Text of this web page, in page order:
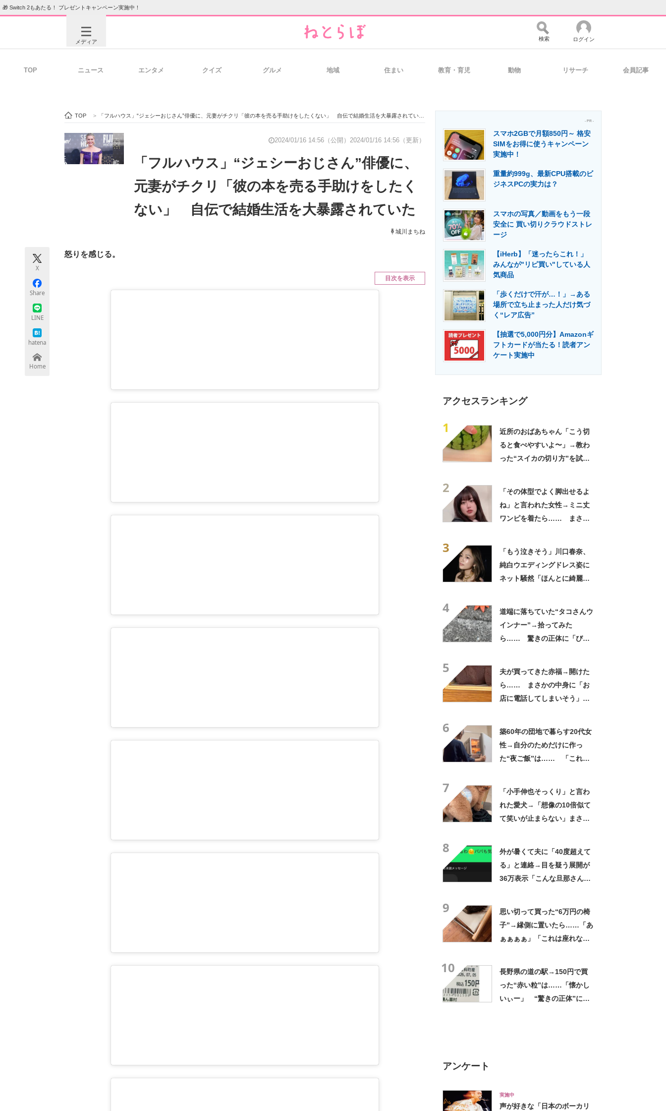
🎁 Switch 2もあたる！ プレゼントキャンペーン実施中！
メディア
ビジネスと働き方のヒント 経営リーダーのコミュニティ マーケ×ITの今がよく分かる
ITエンジニア向け専門サイト 企業向けIT製品の総合サイト IT製品の技術・比較・事例 製造業のIT導入・活用を支援
エネルギーの専門メディア 建設×テクノロジーの最前線
検索 ログイン
TOP ニュース エンタメ クイズ グルメ 地域 住まい 教育・育児 動物 リサーチ 会員記事
TOP > 「フルハウス」“ジェシーおじさん”俳優に、元妻がチクリ「彼の本を売る手助けをしたくない」 自伝で結婚生活を大暴露されていた
2024/01/16 14:56（公開） 2024/01/16 14:56（更新）
「フルハウス」“ジェシーおじさん”俳優に、
元妻がチクリ「彼の本を売る手助けをしたく
ない」 自伝で結婚生活を大暴露されていた
城川まちね
X
Share
LINE
hatena
Home
怒りを感じる。
目次を表示
- PR -
スマホ2GBで月額850円～ 格安
SIMをお得に使うキャンペーン
実施中！
重量約999g、最新CPU搭載のビ
ジネスPCの実力は？
スマホの写真／動画をもう一段
安全に 買い切りクラウドストレ
ージ
【iHerb】「迷ったらこれ！」
みんなが"リピ買い"している人
気商品
「歩くだけで汗が…！」→ある
場所で立ち止まった人だけ気づ
く“レア広告”
【抽選で5,000円分】Amazonギ
フトカードが当たる！読者アン
ケート実施中
アクセスランキング
1
近所のおばあちゃん「こう切
ると食べやすいよ〜」→教わ
った“スイカの切り方”を試し
2
「その体型でよく脚出せるよ
ね」と言われた女性→ミニ丈
ワンピを着たら…… まさか
3
「もう泣きそう」川口春奈、
純白ウエディングドレス姿に
ネット騒然「ほんとに綺麗」
4
道端に落ちていた“タコさんウ
インナー”→拾ってみた
ら…… 驚きの正体に「びっ
5
夫が買ってきた赤福→開けた
ら…… まさかの中身に「お
店に電話してしまいそう」
6
築60年の団地で暮らす20代女
性→自分のためだけに作っ
た“夜ご飯”は…… 「これぞ
7
「小手伸也そっくり」と言わ
れた愛犬→「想像の10倍似て
て笑いが止まらない」まさか
8
外が暑くて夫に「40度超えて
る」と連絡→目を疑う展開が
36万表示「こんな旦那さん羨
9
思い切って買った“6万円の椅
子”→縁側に置いたら……「あ
ぁぁぁぁ」「これは座れな
10
長野県の道の駅→150円で買
った“赤い粒”は……「懐かし
いぃー」 “驚きの正体”に
アンケート
実施中
声が好きな「日本のボーカリ